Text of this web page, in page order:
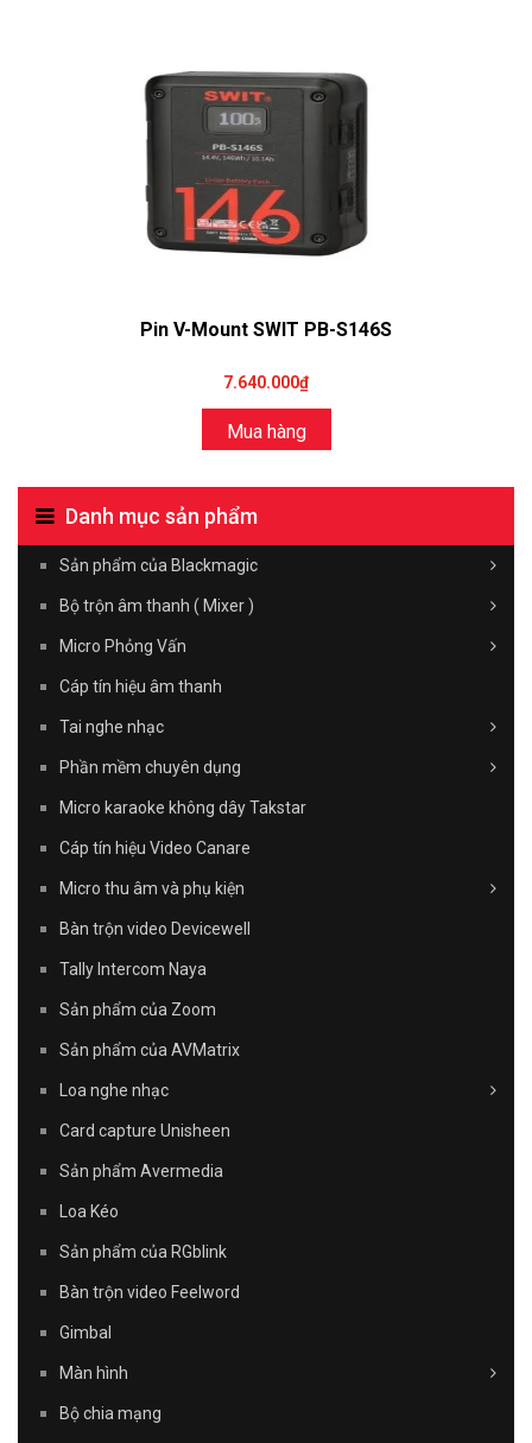
Pin V-Mount SWIT PB-S146S
7.640.000₫
Mua hàng
Danh mục sản phẩm
Sản phẩm của Blackmagic
Bộ trộn âm thanh ( Mixer )
Micro Phỏng Vấn
Cáp tín hiệu âm thanh
Tai nghe nhạc
Phần mềm chuyên dụng
Micro karaoke không dây Takstar
Cáp tín hiệu Video Canare
Micro thu âm và phụ kiện
Bàn trộn video Devicewell
Tally Intercom Naya
Sản phẩm của Zoom
Sản phẩm của AVMatrix
Loa nghe nhạc
Card capture Unisheen
Sản phẩm Avermedia
Loa Kéo
Sản phẩm của RGblink
Bàn trộn video Feelword
Gimbal
Màn hình
Bộ chia mạng